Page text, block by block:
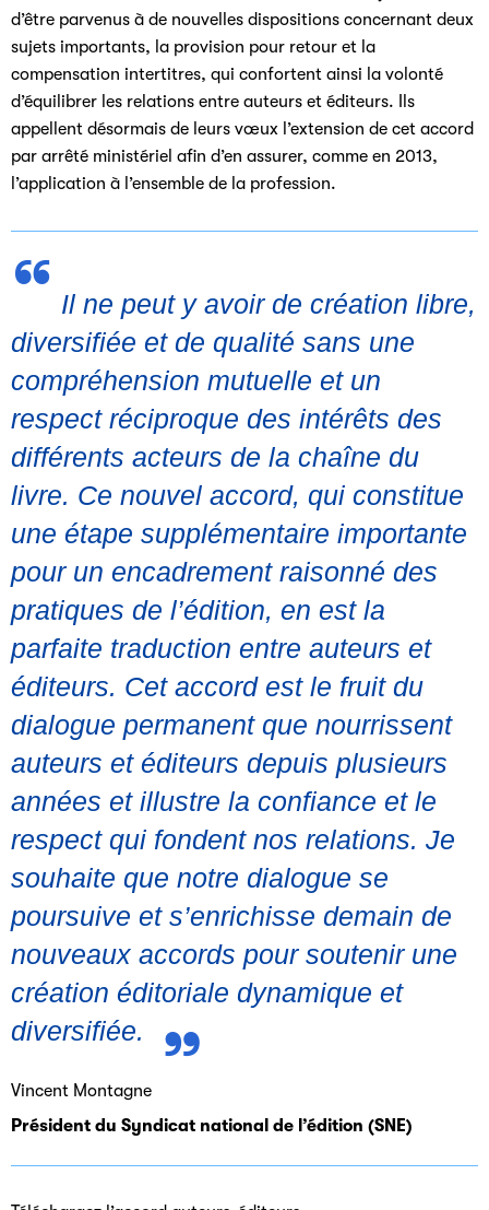
d’être parvenus à de nouvelles dispositions concernant deux
sujets importants, la provision pour retour et la
compensation intertitres, qui confortent ainsi la volonté
d’équilibrer les relations entre auteurs et éditeurs. Ils
appellent désormais de leurs vœux l’extension de cet accord
par arrêté ministériel afin d’en assurer, comme en 2013,
l’application à l’ensemble de la profession.
Il ne peut y avoir de création libre,
diversifiée et de qualité sans une
compréhension mutuelle et un
respect réciproque des intérêts des
différents acteurs de la chaîne du
livre. Ce nouvel accord, qui constitue
une étape supplémentaire importante
pour un encadrement raisonné des
pratiques de l’édition, en est la
parfaite traduction entre auteurs et
éditeurs. Cet accord est le fruit du
dialogue permanent que nourrissent
auteurs et éditeurs depuis plusieurs
années et illustre la confiance et le
respect qui fondent nos relations. Je
souhaite que notre dialogue se
poursuive et s’enrichisse demain de
nouveaux accords pour soutenir une
création éditoriale dynamique et
diversifiée.
Vincent Montagne
Président du Syndicat national de l’édition (SNE)